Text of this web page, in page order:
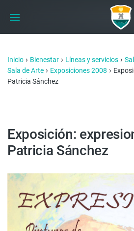
Inicio › Bienestar › Líneas y servicios ›
Sala de Arte › Exposiciones 2008 ›
Patricia Sánchez
Exposición:
Patricia Sánchez